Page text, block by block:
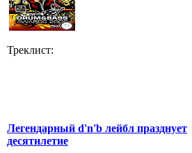
Треклист:
Легендарный d'n'b лейбл празднует
десятилетие